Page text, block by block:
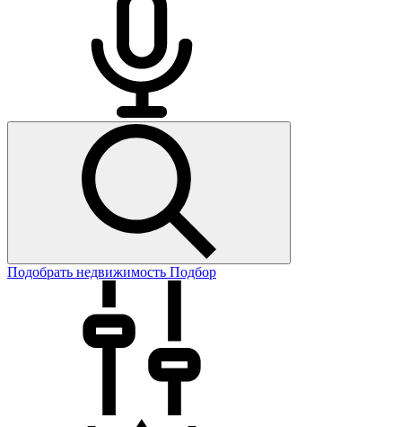
Подобрать недвижимость Подбор